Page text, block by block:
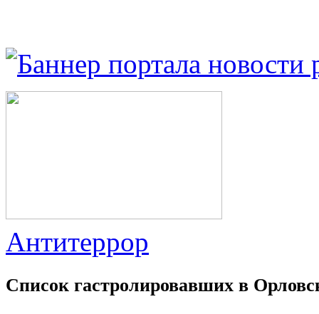
Антитеррор
Список гастролировавших в